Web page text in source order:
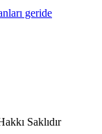
geride
Saklıdır